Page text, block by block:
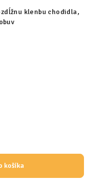
klenbu chodidla,
košíka